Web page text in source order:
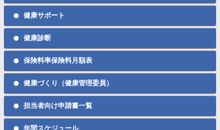
健康サポート
健康診断
保険料率保険料月額表
健康づくり（健康管理委員）
担当者向け申請書一覧
年間スケジュール